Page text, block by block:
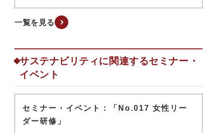
一覧を見る
サステナビリティに関連するセミナー・
イベント
セミナー・イベント：「No.017 女性リー
ダー研修」